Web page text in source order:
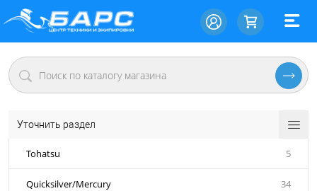
Уточнить раздел
Tohatsu 5
Quicksilver/Mercury 34